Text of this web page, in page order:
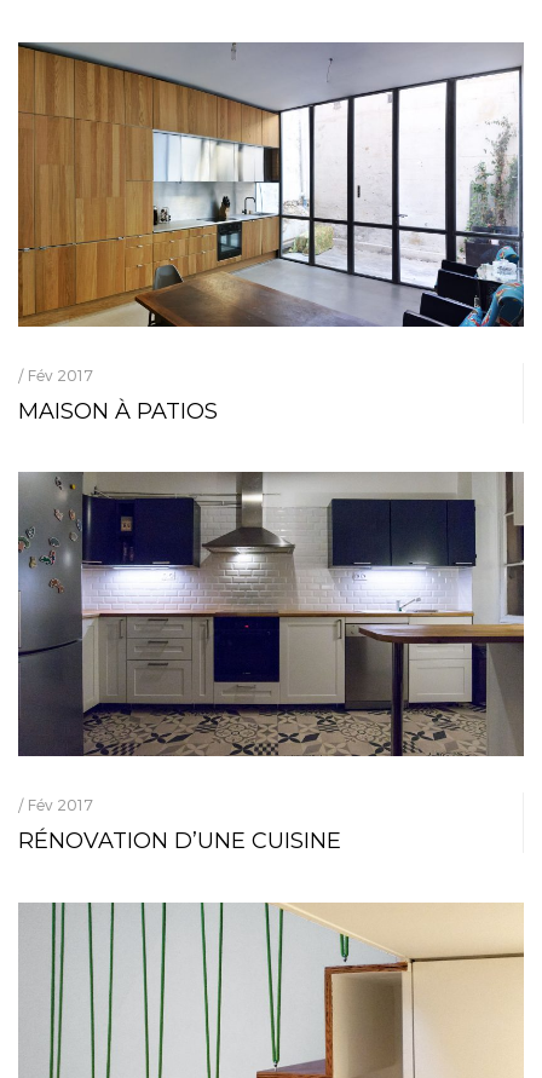
/ Fév 2017
MAISON À PATIOS
/ Fév 2017
RÉNOVATION D’UNE CUISINE